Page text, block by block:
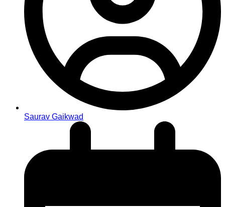
Saurav Gaikwad